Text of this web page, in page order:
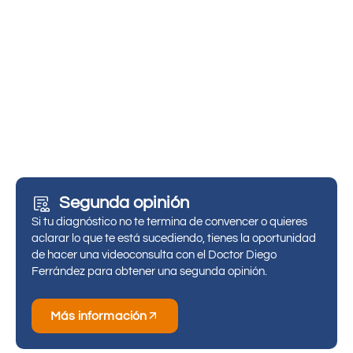
Segunda opinión
Si tu diagnóstico no te termina de convencer o quieres
aclarar lo que te está sucediendo, tienes la oportunidad
de hacer una videoconsulta con el Doctor Diego
Ferrández para obtener una segunda opinión.
Más información